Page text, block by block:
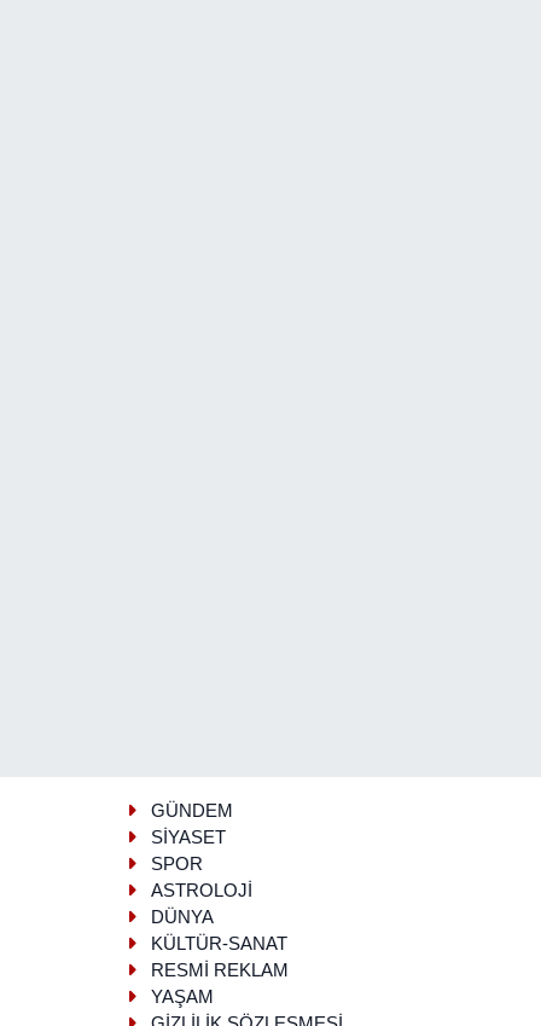
GÜNDEM
SİYASET
SPOR
ASTROLOJİ
DÜNYA
KÜLTÜR-SANAT
RESMİ REKLAM
YAŞAM